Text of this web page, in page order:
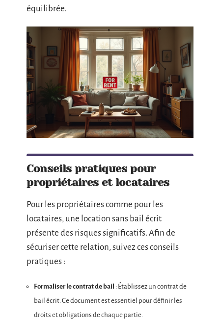
équilibrée.
Conseils pratiques pour
propriétaires et locataires
Pour les propriétaires comme pour les
locataires, une location sans bail écrit
présente des risques significatifs. Afin de
sécuriser cette relation, suivez ces conseils
pratiques :
Formaliser le contrat de bail : Établissez un contrat de
bail écrit. Ce document est essentiel pour définir les
droits et obligations de chaque partie.